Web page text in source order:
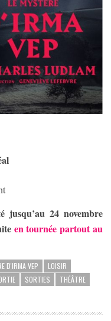
jusqu’au 24 novembre
en tournée partout au
D'IRMA VEP
LOISIR
SORTIES
THÉÂTRE